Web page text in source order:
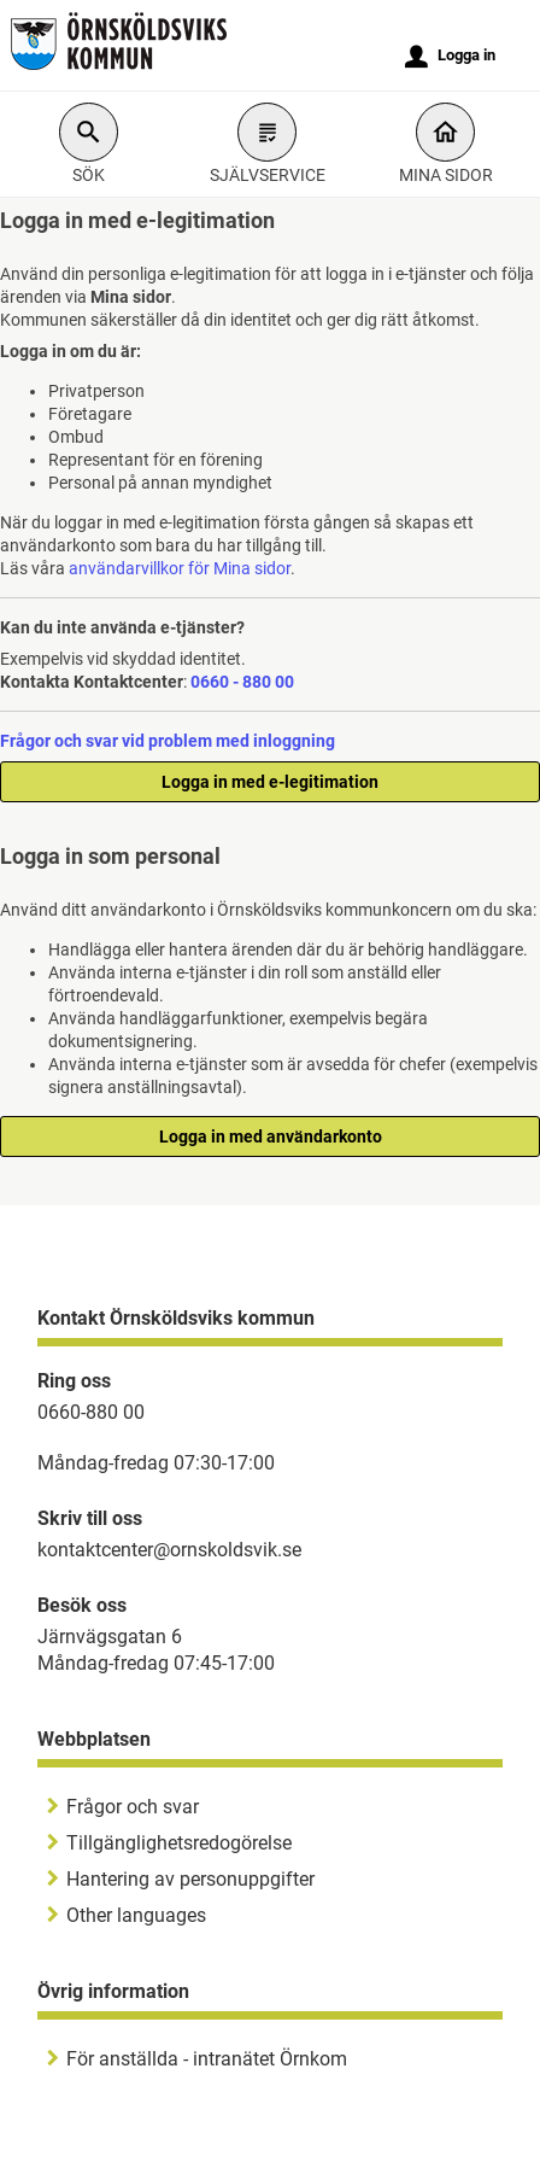
Välkommen
till
tjänster
Örnsköldsviks
kommun
SÖK SJÄLVSERVICE MINA SIDOR
u Logga in
Logga in med e-legitimation
Använd din personliga e-legitimation för att logga in i e-tjänster och följa
ärenden via Mina sidor.
Kommunen säkerställer då din identitet och ger dig rätt åtkomst.
Logga in om du är:
Privatperson
Företagare
Ombud
Representant för en förening
Personal på annan myndighet
När du loggar in med e-legitimation första gången så skapas ett
användarkonto som bara du har tillgång till.
Läs våra användarvillkor för Mina sidor.
Kan du inte använda e-tjänster?
Exempelvis vid skyddad identitet.
Kontakta Kontaktcenter:0660 - 880 00
Frågor och svar vid problem med inloggning
Logga in som personal
Använd ditt användarkonto i Örnsköldsviks kommunkoncern om du ska:
Handlägga eller hantera ärenden där du är behörig handläggare.
Använda interna e-tjänster i din roll som anställd eller
förtroendevald.
Använda handläggarfunktioner, exempelvis begära
dokumentsignering.
Använda interna e-tjänster som är avsedda för chefer (exempelvis
signera anställningsavtal).
Kontakt Örnsköldsviks kommun
Ring oss
0660-880 00
Måndag-fredag 07:30-17:00
Skriv till oss
kontaktcenter@ornskoldsvik.se
Besök oss
Järnvägsgatan 6
Måndag-fredag 07:45-17:00
Webbplatsen
Frågor och svar
Tillgänglighetsredogörelse
Hantering av personuppgifter
Other languages
Övrig information
För anställda - intranätet Örnkom